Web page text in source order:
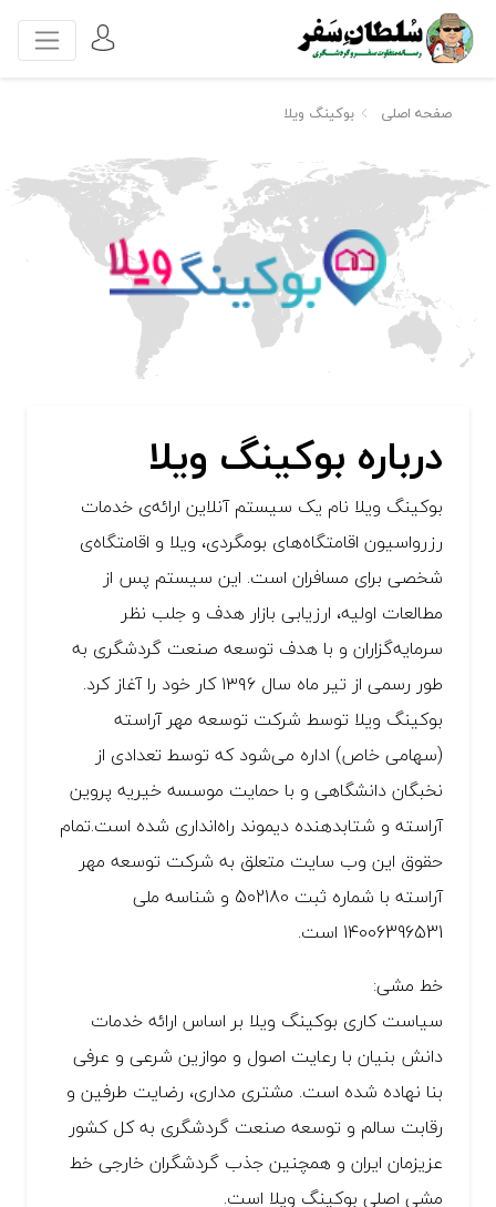
صفحه اصلی بوکینگ ویلا
درباره بوکینگ ویلا
بوکینگ ویلا نام یک سیستم آنلاین ارائه‌ی خدمات
رزرواسیون اقامتگاه‌های بومگردی، ویلا و اقامتگاه‌ی
شخصی برای مسافران است. این سیستم پس از
مطالعات اولیه، ارزیابی بازار هدف و جلب نظر
سرمایه‌گزاران و با هدف توسعه صنعت گردشگری به
طور رسمی از تیر ماه سال ۱۳۹۶ کار خود را آغاز کرد.
بوکینگ ویلا توسط شرکت توسعه مهر آراسته
(سهامی خاص) اداره می‌شود که توسط تعدادی از
نخبگان دانشگاهی و با حمایت موسسه خیریه پروین
آراسته و شتابدهنده دیموند راه‌انداری شده است.تمام
حقوق این وب سایت متعلق به شرکت توسعه مهر
آراسته با شماره ثبت 502180 و شناسه ملی
14006396531 است.
خط مشی:
سیاست کاری بوکینگ ویلا بر اساس ارائه خدمات
دانش بنیان با رعایت اصول و موازین شرعی و عرفی
بنا نهاده شده است. مشتری مداری، رضایت طرفین و
رقابت سالم و توسعه صنعت گردشگری به کل کشور
عزیزمان ایران و همچنین جذب گردشگران خارجی خط
مشی اصلی بوکینگ ویلا است.